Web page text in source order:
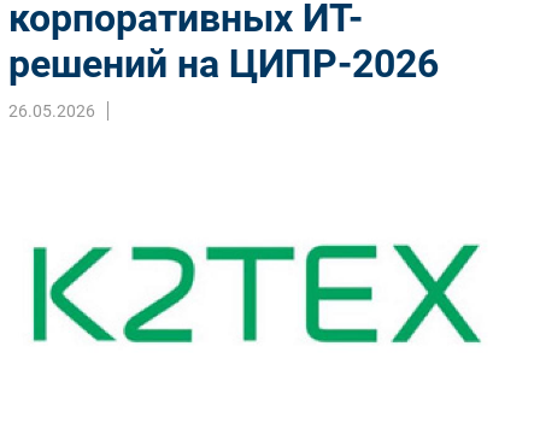
Фиксированная связь
Интеграция
Рынок ПК
Outsourcing
Кадры
Регулирование
корпоративных ИТ-
решений на ЦИПР-2026
26.05.2026